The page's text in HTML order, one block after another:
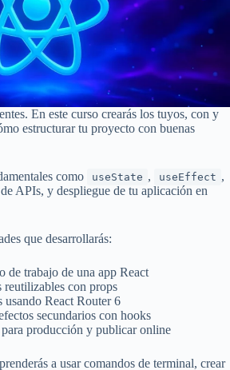
En este curso crearás los tuyos, con y
estructurar tu proyecto con buenas
como useState , useEffect ,
APIs, y despliegue de tu aplicación en
que desarrollarás:
de trabajo de una app React
reutilizables con props
usando React Router 6
secundarios con hooks
producción y publicar online
a usar comandos de terminal, crear